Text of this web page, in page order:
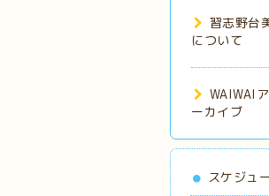
習志野台
について
WAIWAI
ーカイブ
スケジュ